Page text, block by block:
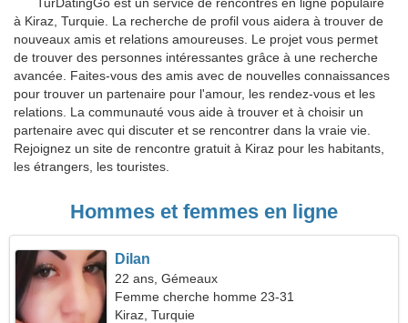
à Kiraz, Turquie. La recherche de profil vous aidera à trouver de
nouveaux amis et relations amoureuses. Le projet vous permet
de trouver des personnes intéressantes grâce à une recherche
avancée. Faites-vous des amis avec de nouvelles connaissances
pour trouver un partenaire pour l'amour, les rendez-vous et les
relations. La communauté vous aide à trouver et à choisir un
partenaire avec qui discuter et se rencontrer dans la vraie vie.
Rejoignez un site de rencontre gratuit à Kiraz pour les habitants,
les étrangers, les touristes.
Hommes et femmes en ligne
Dilan
22 ans, Gémeaux
Femme cherche homme 23-31
Kiraz, Turquie